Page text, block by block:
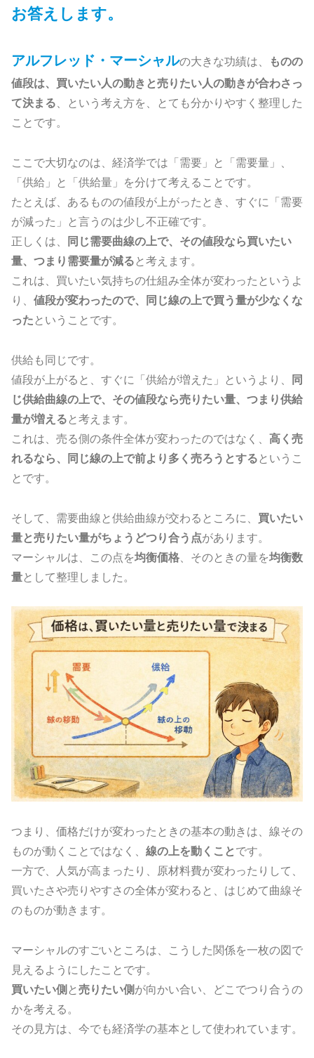
お答えします。
アルフレッド・マーシャルの大きな功績は、
ものの
値段は、買いたい人の動きと売りたい人の動きが合わさっ
て決まる、という考え方を、とても分かりやすく整理した
ことです。
ここで大切なのは、経済学では「需要」と「需要量」、
「供給」と「供給量」を分けて考えることです。
たとえば、あるものの値段が上がったとき、すぐに「需要
が減った」と言うのは少し不正確です。
正しくは、 同じ需要曲線の上で、その値段なら買いたい
量、つまり需要量が減る と考えます。
これは、買いたい気持ちの仕組み全体が変わったというよ
り、 値段が変わったので、同じ線の上で買う量が少なくな
った ということです。
供給も同じです。
値段が上がると、すぐに「供給が増えた」というより、 同
じ供給曲線の上で、その値段なら売りたい量、つまり供給
量が増える と考えます。
これは、売る側の条件全体が変わったのではなく、 高く売
れるなら、同じ線の上で前より多く売ろうとする というこ
とです。
そして、需要曲線と供給曲線が交わるところに、 買いたい
量と売りたい量がちょうどつり合う点があります。
マーシャルは、この点を均衡価格 、そのときの量を均衡数
量として整理しました。
つまり、価格だけが変わったときの基本の動きは、線その
ものが動くことではなく、 線の上を動くこと です。
一方で、人気が高まったり、原材料費が変わったりして、
買いたさや売りやすさの全体が変わると、はじめて曲線そ
のものが動きます。
マーシャルのすごいところは、こうした関係を一枚の図で
見えるようにしたことです。
買いたい側 と売りたい側 が向かい合い、どこでつり合うの
かを考える。
その見方は、今でも経済学の基本として使われています。